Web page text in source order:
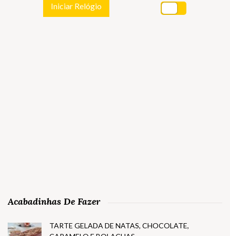
Iniciar Relógio
Acabadinhas De Fazer
TARTE GELADA DE NATAS, CHOCOLATE,